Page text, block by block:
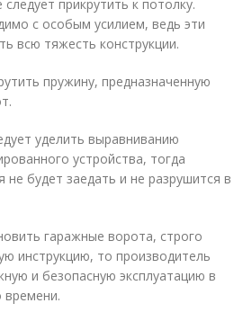
прикрутить к потолку.
с особым усилием, ведь эти
всю тяжесть конструкции.
пружину, предназначенную
уделить выравниванию
устройства, тогда
не будет заедать и не разрушится в
гаражные ворота, строго
инструкцию, то производитель
и безопасную эксплуатацию в
времени.